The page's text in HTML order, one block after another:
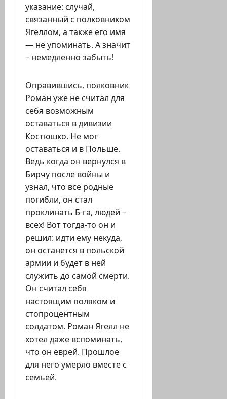
указание: случай,
связанный с полковником
Ягеллом, а также его имя
— не упоминать. А значит
– немедленно забыть!
Оправившись, полковник
Роман уже не считал для
себя возможным
оставаться в дивизии
Костюшко. Не мог
оставаться и в Польше.
Ведь когда он вернулся в
Бирчу после войны и
узнал, что все родные
погибли, он стал
проклинать Б-га, людей –
всех! Вот тогда-то он и
решил: идти ему некуда,
он останется в польской
армии и будет в ней
служить до самой смерти.
Он считал себя
настоящим поляком и
стопроцентным
солдатом. Роман Ягелл не
хотел даже вспоминать,
что он еврей. Прошлое
для него умерло вместе с
семьей.